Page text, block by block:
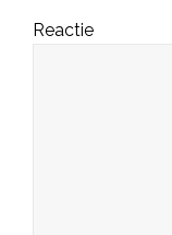
Reactie